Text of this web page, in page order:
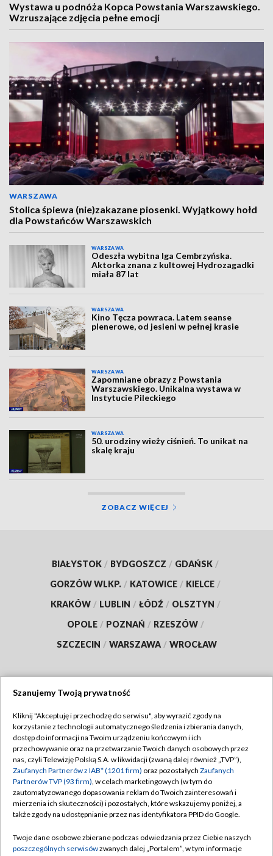
Wystawa u podnóża Kopca Powstania Warszawskiego.
Wzruszające zdjęcia pełne emocji
WARSZAWA
Stolica śpiewa (nie)zakazane piosenki. Wyjątkowy hołd
dla Powstańców Warszawskich
WARSZAWA
Odeszła wybitna Iga Cembrzyńska.
Aktorka znana z kultowej Hydrozagadki
miała 87 lat
WARSZAWA
Kino Tęcza powraca. Latem seanse
plenerowe, od jesieni w pełnej krasie
WARSZAWA
Zapomniane obrazy z Powstania
Warszawskiego. Unikalna wystawa w
Instytucie Pileckiego
WARSZAWA
50. urodziny wieży ciśnień. To unikat na
skalę kraju
ZOBACZ WIĘCEJ
BIAŁYSTOK / BYDGOSZCZ / GDAŃSK /
GORZÓW WLKP. / KATOWICE / KIELCE /
KRAKÓW / LUBLIN / ŁÓDŹ / OLSZTYN /
OPOLE / POZNAŃ / RZESZÓW /
SZCZECIN / WARSZAWA / WROCŁAW
TVP
Abonament TVP
Emisja w TVP
Centrum informacji TVP
Naziemna Telewizja Cyfrowa
Rada Programowa
Regulamin TVP
Polityka prywatności
Moje zgody
Pomoc
Kontakt
Szanujemy Twoją prywatność
Kliknij "Akceptuję i przechodzę do serwisu", aby wyrazić zgody na
korzystanie z technologii automatycznego śledzenia i zbierania danych,
dostęp do informacji na Twoim urządzeniu końcowym i ich
przechowywanie oraz na przetwarzanie Twoich danych osobowych przez
nas, czyli Telewizję Polską S.A. w likwidacji (zwaną dalej również „TVP”),
Zaufanych Partnerów z IAB* (1201 firm) oraz pozostałych Zaufanych
Partnerów TVP (93 firm), w celach marketingowych (w tym do
zautomatyzowanego dopasowania reklam do Twoich zainteresowań i
mierzenia ich skuteczności) i pozostałych, które wskazujemy poniżej, a
także zgody na udostępnianie przez nas identyfikatora PPID do Google.
Twoje dane osobowe zbierane podczas odwiedzania przez Ciebie naszych
poszczególnych serwisówzwanych dalej „Portalem”, w tym informacje